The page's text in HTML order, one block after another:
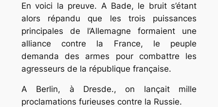
En voici la preuve. A Bade, le bruit s’étant
alors répandu que les trois puissances
principales de l’Allemagne formaient une
alliance contre la France, le peuple
demanda des armes pour combattre les
agresseurs de la république française.
A Berlin, à Dresde., on lançait mille
proclamations furieuses contre la Russie.